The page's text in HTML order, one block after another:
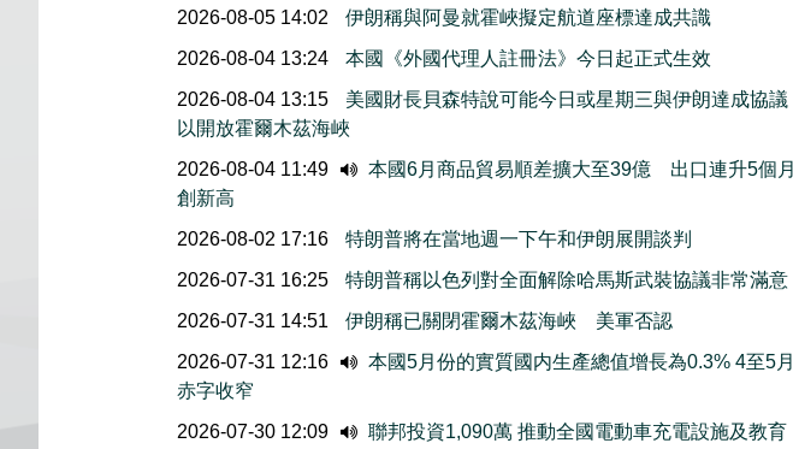
2026-08-05 14:02
伊朗稱與阿曼就霍峽擬定航道座標達成共識
2026-08-04 13:24
本國《外國代理人註冊法》今日起正式生效
2026-08-04 13:15
美國財長貝森特說可能今日或星期三與伊朗達成協議
以開放霍爾木茲海峽
2026-08-04 11:49
本國6月商品貿易順差擴大至39億 出口連升5個月
創新高
2026-08-02 17:16
特朗普將在當地週一下午和伊朗展開談判
2026-07-31 16:25
特朗普稱以色列對全面解除哈馬斯武裝協議非常滿意
2026-07-31 14:51
伊朗稱已關閉霍爾木茲海峽 美軍否認
2026-07-31 12:16
本國5月份的實質國内生產總值增長為0.3% 4至5月
赤字收窄
2026-07-30 12:09
聯邦投資1,090萬 推動全國電動車充電設施及教育